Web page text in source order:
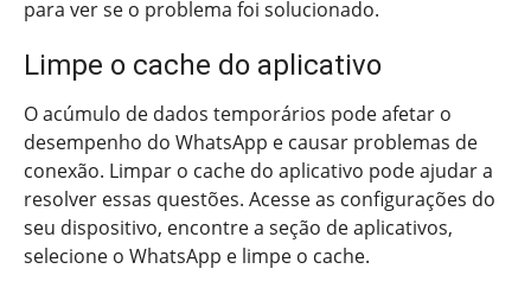
para ver se o problema foi solucionado.
Limpe o cache do aplicativo
O acúmulo de dados temporários pode afetar o
desempenho do WhatsApp e causar problemas de
conexão. Limpar o cache do aplicativo pode ajudar a
resolver essas questões. Acesse as configurações do
seu dispositivo, encontre a seção de aplicativos,
selecione o WhatsApp e limpe o cache.